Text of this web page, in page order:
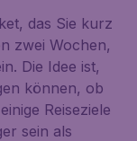
das Sie kurz
zwei Wochen,
Die Idee ist,
können, ob
Reiseziele
sein als